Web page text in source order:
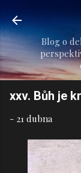
Blog o
xxv. Bůh je
- 21 dubna